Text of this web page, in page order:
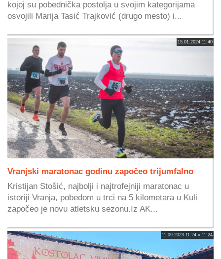
kojoj su pobednička postolja u svojim kategorijama
osvojili Marija Tasić Trajković (drugo mesto) i...
15.01.2024 11:40
Vranjski maratonac godinu započeo trijumfalno
Kristijan Stošić, najbolji i najtrofejniji maratonac u
istoriji Vranja, pobedom u trci na 5 kilometara u Kuli
započeo je novu atletsku sezonu.Iz AK...
11.09.2023 11:24 » 11:24